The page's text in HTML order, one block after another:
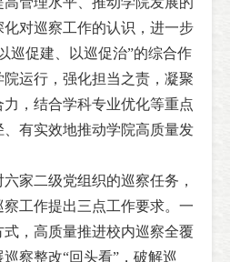
对巡察工作的认识，进一步
巡促建、以巡促治”的综合作
运行，强化担当之责，凝聚
，结合学科专业优化等重点
有实效地推动学院高质量发
家二级党组织的巡察任务，
工作提出三点工作要求。一
，高质量推进校内巡察全覆
察整改“回头看”，破解巡